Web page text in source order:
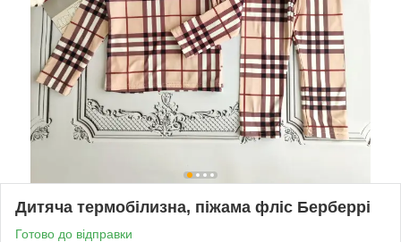
Дитяча термобілизна, піжама фліс Берберрі
Готово до відправки